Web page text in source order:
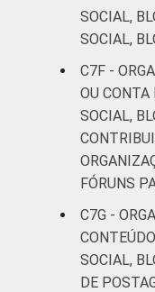
SOCIAL,
SOCIAL,
C7F -
OU CONTA
SOCIAL,
FÓRUNS
C7G -
SOCIAL,
DE